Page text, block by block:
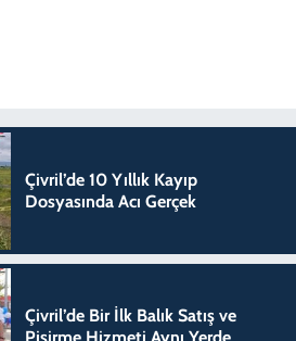
Çivril’de 10 Yıllık Kayıp
Dosyasında Acı Gerçek
Çivril’de Bir İlk Balık Satış ve